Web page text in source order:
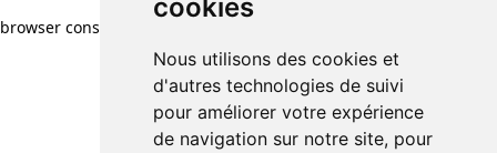
cookies
Nous utilisons des cookies et
d'autres technologies de suivi
pour améliorer votre expérience
de navigation sur notre site, pour
browser console for more information)